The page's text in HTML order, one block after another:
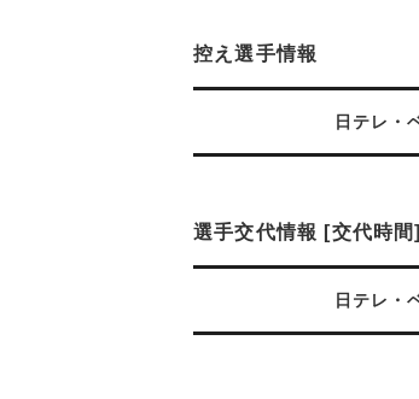
控え選手情報
日テレ・
選手交代情報 [交代時間]
日テレ・